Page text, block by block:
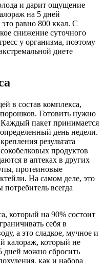
и дарит ощущение
на 5 дней
равно 800 ккал. С
снижение суточного
у организма, поэтому
диете
в состав комплекса,
порошков. Готовить нужно
пакет принимается
день недели.
результата
продуктов
в аптеках в других
протеиновые
На самом деле, это
всегда
который на 90% состоит
себя в
а это сладкое, мучное и
калораж, который не
дней можно сбросить
как и набора